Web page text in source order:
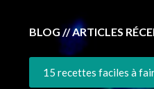
BLOG // ARTICLES
15 recettes faciles à